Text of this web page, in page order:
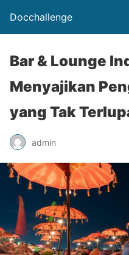
Docchallenge
Bar & Lounge
Menyajikan
yang Tak
admin